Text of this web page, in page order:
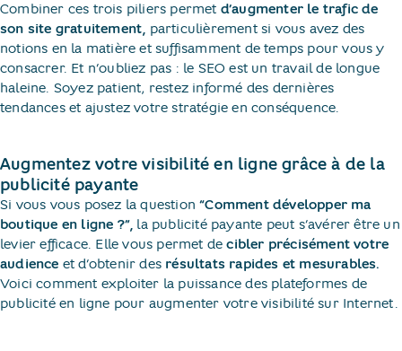
Combiner ces trois piliers permet d’augmenter le trafic de
son site gratuitement, particulièrement si vous avez des
notions en la matière et suffisamment de temps pour vous y
consacrer. Et n’oubliez pas : le SEO est un travail de longue
haleine. Soyez patient, restez informé des dernières
tendances et ajustez votre stratégie en conséquence.
Augmentez votre visibilité en ligne grâce à de la
publicité payante
Si vous vous posez la question“Comment développer ma
boutique en ligne ?”, la publicité payante peut s’avérer être un
levier efficace. Elle vous permet decibler précisément votre
audience et d’obtenir des résultats rapides et mesurables.
Voici comment exploiter la puissance des plateformes de
publicité en ligne pour augmenter votre visibilité sur Internet.